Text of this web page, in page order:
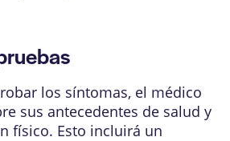
los síntomas, el médico
sus antecedentes de salud y
físico. Esto incluirá un